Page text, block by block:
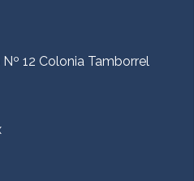
12 Colonia Tamborrel